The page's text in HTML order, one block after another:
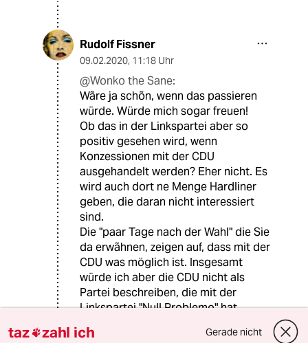
Rudolf Fissner
09.02.2020, 11:18 Uhr
@Wonko the Sane:
Wãre ja schõn, wenn das passieren
würde. Würde mich sogar freuen!
Ob das in der Linkspartei aber so
positiv gesehen wird, wenn
Konzessionen mit der CDU
ausgehandelt werden? Eher nicht. Es
wird auch dort ne Menge Hardliner
geben, die daran nicht interessiert
sind.
Die "paar Tage nach der Wahl" die Sie
da erwãhnen, zeigen auf, dass mit der
CDU was möglich ist. Insgesamt
würde ich aber die CDU nicht als
Partei beschreiben, die mit der
Linkspartei "Null Problemo" hat.
taz zahl ich Gerade nicht